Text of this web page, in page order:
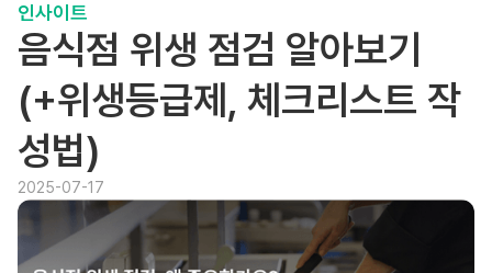
인사이트
음식점 위생 점검 알아보기
(+위생등급제, 체크리스트 작
성법)
2025-07-17